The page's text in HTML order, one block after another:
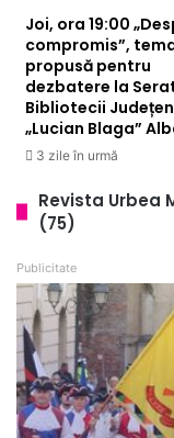
Joi, ora 19:00
compromis”,
propusă pentru
dezbatere la
Bibliotecii
„Lucian Blaga”
3 zile în urmă
Revista Urbea
(75)
Publicitate